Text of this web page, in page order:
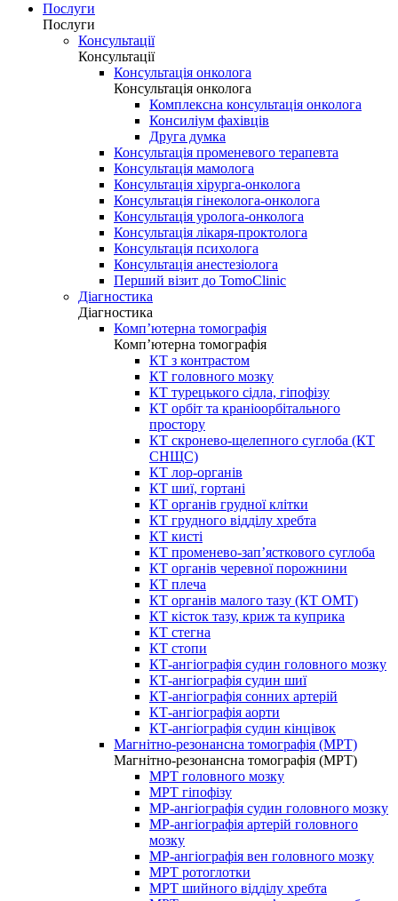
Послуги
Послуги
Консультації
Консультації
Консультація онколога
Консультація онколога
Комплексна консультація онколога
Консиліум фахівців
Друга думка
Консультація променевого терапевта
Консультація мамолога
Консультація хірурга-онколога
Консультація гінеколога-онколога
Консультація уролога-онколога
Консультація лікаря-проктолога
Консультація психолога
Консультація анестезіолога
Перший візит до TomoClinic
Діагностика
Діагностика
Комп’ютерна томографія
Комп’ютерна томографія
КТ з контрастом
КТ головного мозку
КТ турецького сідла, гіпофізу
КТ орбіт та краніоорбітального
простору
КТ скронево-щелепного суглоба (КТ
СНЩС)
КТ лор-органів
КТ шиї, гортані
КТ органів грудної клітки
КТ грудного відділу хребта
КТ кисті
КТ променево-зап’ясткового суглоба
КТ органів черевної порожнини
КТ плеча
КТ органів малого тазу (КТ ОМТ)
КТ кісток тазу, криж та куприка
КТ стегна
КТ стопи
КТ-ангіографія судин головного мозку
КТ-ангіографія судин шиї
КТ-ангіографія сонних артерій
КТ-ангіографія аорти
КТ-ангіографія судин кінцівок
Магнітно-резонансна томографія (МРТ)
Магнітно-резонансна томографія (МРТ)
МРТ головного мозку
МРТ гіпофізу
МР-ангіографія судин головного мозку
МР-ангіографія артерій головного
мозку
МР-ангіографія вен головного мозку
МРТ ротоглотки
МРТ шийного відділу хребта